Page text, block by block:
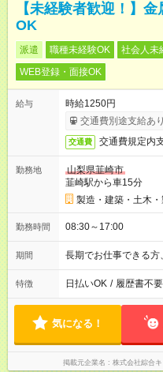
【未経験者歓迎！】
OK
派遣 職種未経験OK 社会人未
WEB登録・面接OK
給与
時給1250円
交通費別途支給あり
交通費 交通費規定内
勤務地
山梨県韮崎市
韮崎駅から車15分
製造・建築・土木
勤務時間 08:30～17:00
期間 長期でお仕事できる方
特徴 日払いOK / 履歴書不要
気になる！
掲載元企業名 株式会社綜合